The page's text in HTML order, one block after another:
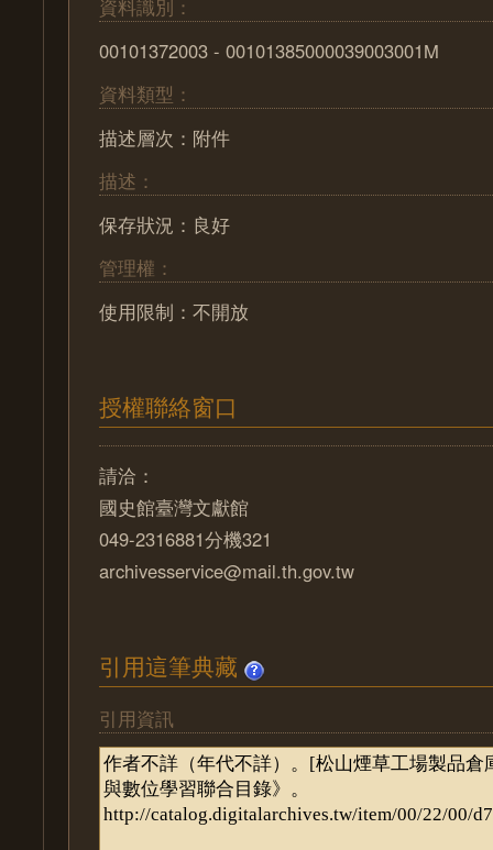
資料識別：
00101372003 - 00101385000039003001M
資料類型：
描述層次：附件
描述：
保存狀況：良好
管理權：
使用限制：不開放
授權聯絡窗口
請洽：
國史館臺灣文獻館
049-2316881分機321
archivesservice@mail.th.gov.tw
引用這筆典藏
引用資訊